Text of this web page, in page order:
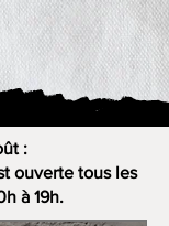
:
ouverte tous les
à 19h.